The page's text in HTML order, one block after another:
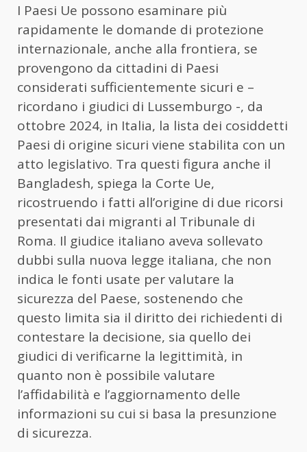
I Paesi Ue possono esaminare più
rapidamente le domande di protezione
internazionale, anche alla frontiera, se
provengono da cittadini di Paesi
considerati sufficientemente sicuri e –
ricordano i giudici di Lussemburgo -, da
ottobre 2024, in Italia, la lista dei cosiddetti
Paesi di origine sicuri viene stabilita con un
atto legislativo. Tra questi figura anche il
Bangladesh, spiega la Corte Ue,
ricostruendo i fatti all’origine di due ricorsi
presentati dai migranti al Tribunale di
Roma. Il giudice italiano aveva sollevato
dubbi sulla nuova legge italiana, che non
indica le fonti usate per valutare la
sicurezza del Paese, sostenendo che
questo limita sia il diritto dei richiedenti di
contestare la decisione, sia quello dei
giudici di verificarne la legittimità, in
quanto non è possibile valutare
l’affidabilità e l’aggiornamento delle
informazioni su cui si basa la presunzione
di sicurezza.